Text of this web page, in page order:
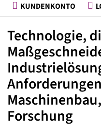
KUNDENKONTO
Technologie,
Forschung